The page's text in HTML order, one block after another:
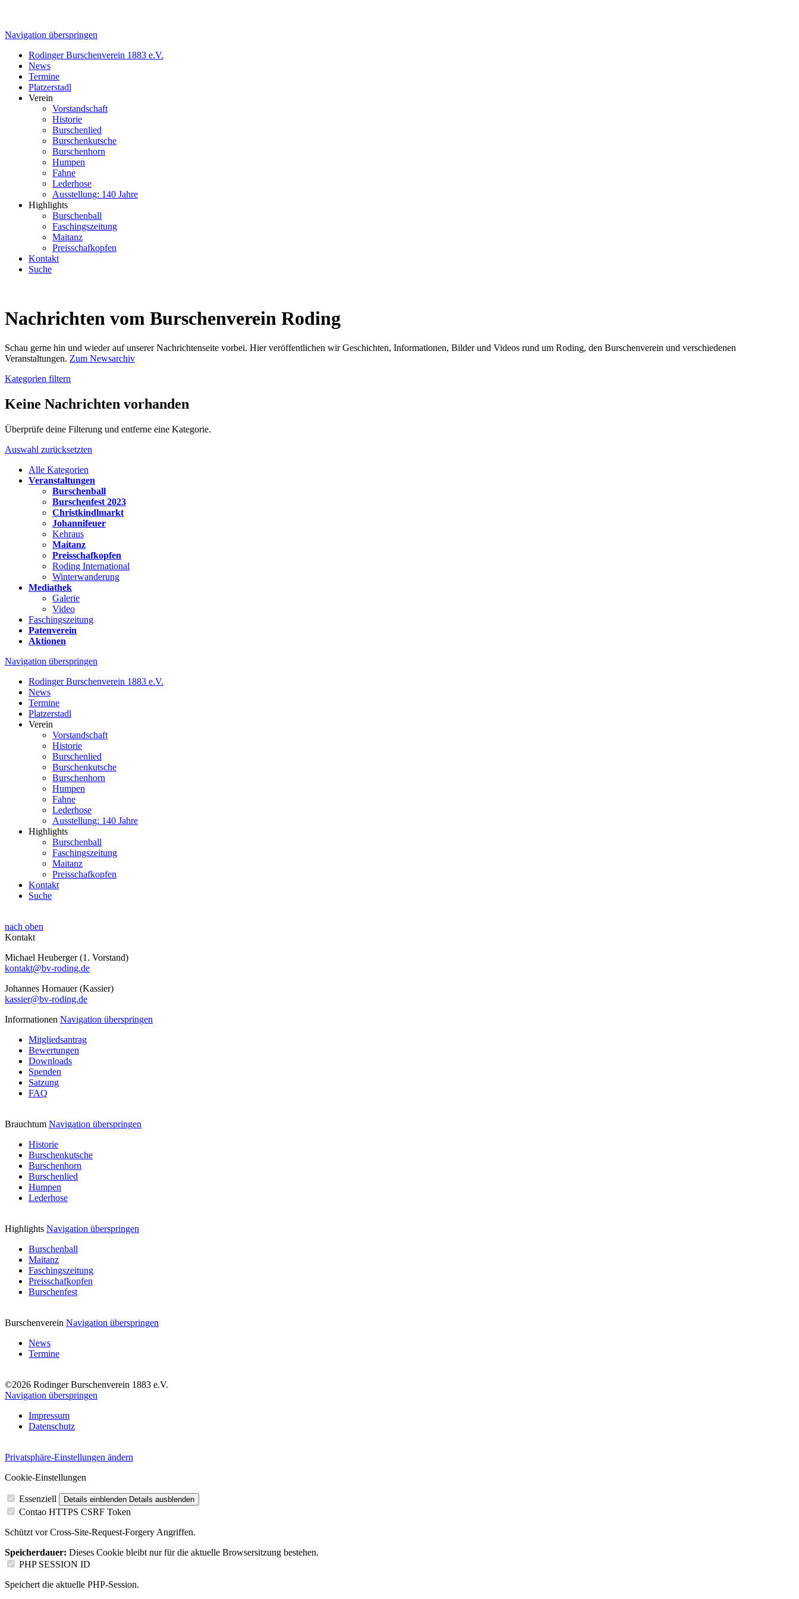
Navigation überspringen
Rodinger Burschenverein 1883 e.V.
News
Termine
Platzerstadl
Verein
Vorstandschaft
Historie
Burschenlied
Burschenkutsche
Burschenhorn
Humpen
Fahne
Lederhose
Ausstellung: 140 Jahre
Highlights
Burschenball
Faschingszeitung
Maitanz
Preisschafkopfen
Kontakt
Suche
Nachrichten vom Burschenverein Roding
Schau gerne hin und wieder auf unserer Nachrichtenseite vorbei. Hier veröffentlichen wir Geschichten, Informationen, Bilder und Videos rund um Roding, den Burschenverein und verschiedenen
Veranstaltungen. Zum Newsarchiv
Kategorien filtern
Keine Nachrichten vorhanden
Überprüfe deine Filterung und entferne eine Kategorie.
Auswahl zurücksetzten
Alle Kategorien
Veranstaltungen
Burschenball
Burschenfest 2023
Christkindlmarkt
Johannifeuer
Kehraus
Maitanz
Preisschafkopfen
Roding International
Winterwanderung
Mediathek
Galerie
Video
Faschingszeitung
Patenverein
Aktionen
Navigation überspringen
Rodinger Burschenverein 1883 e.V.
News
Termine
Platzerstadl
Verein
Vorstandschaft
Historie
Burschenlied
Burschenkutsche
Burschenhorn
Humpen
Fahne
Lederhose
Ausstellung: 140 Jahre
Highlights
Burschenball
Faschingszeitung
Maitanz
Preisschafkopfen
Kontakt
Suche
nach oben
Kontakt
Michael Heuberger (1. Vorstand)
kontakt@bv-roding.de
Johannes Hornauer (Kassier)
kassier@bv-roding.de
Informationen Navigation überspringen
Mitgliedsantrag
Bewertungen
Downloads
Spenden
Satzung
FAQ
Brauchtum Navigation überspringen
Historie
Burschenkutsche
Burschenhorn
Burschenlied
Humpen
Lederhose
Highlights Navigation überspringen
Burschenball
Maitanz
Faschingszeitung
Preisschafkopfen
Burschenfest
Burschenverein Navigation überspringen
News
Termine
©2026 Rodinger Burschenverein 1883 e.V.
Navigation überspringen
Impressum
Datenschutz
Privatsphäre-Einstellungen ändern
Cookie-Einstellungen
Essenziell Details einblenden Details ausblenden
Contao HTTPS CSRF Token
Schützt vor Cross-Site-Request-Forgery Angriffen.
Speicherdauer: Dieses Cookie bleibt nur für die aktuelle Browsersitzung bestehen.
PHP SESSION ID
Speichert die aktuelle PHP-Session.